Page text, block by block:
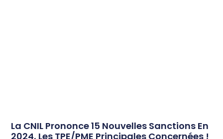
La CNIL Prononce 15 Nouvelles Sanctions En
2024, Les TPE/PME Principales Concernées !